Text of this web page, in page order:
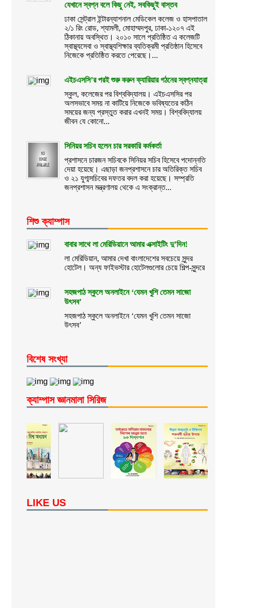
যেখানে স্বপ্ন বলে কিছু নেই, সবকিছুই বাস্তব
ঢাকা সেন্ট্রাল ইন্টারন্যাশনাল মেডিকেল কলেজ ও হাসপাতাল
২/১ রিং রোড, শ্যামলী, মোহাম্মদপুর, ঢাকা-১২০৭ এই
ঠিকানায় অবস্থিত। ২০১০ সালে প্রতিষ্ঠিত এ কলেজটি
স্বাস্থ্যসেবা ও স্বাস্থ্যশিক্ষার ব্যতিক্রমী প্রতিষ্ঠান হিসেবে
নিজেকে প্রতিষ্ঠিত করতে পেরেছে।...
এইচএসসি’র পরই শুরু করুন ক্যারিয়ার গঠনের স্বপ্নযাত্রা
স্কুল, কলেজের পর বিশ্ববিদ্যালয়। এইচএসসির পর
অলসভাবে সময় না কাটিয়ে নিজেকে ভবিষ্যতের কঠিন
সময়ের জন্য প্রস্তুত করার এখনই সময়। বিশ্ববিদ্যালয়
জীবন যে কোনো...
সিনিয়র সচিব হলেন চার সরকারি কর্মকর্তা
প্রশাসনে চারজন সচিবকে সিনিয়র সচিব হিসেবে পদোন্নতি
দেয়া হয়েছে। এছাড়া জনপ্রশাসনে চার অতিরিক্ত সচিব
ও ২১ যুগ্মসচিবের দফতর বদল করা হয়েছে। সম্প্রতি
জনপ্রশাসন মন্ত্রণালয় থেকে এ সংক্রান্ত...
শিশু ক্যাম্পাস
বাবার সাথে লা মেরিডিয়ানে আমার এক্সাইটিং দু’দিন!
লা মেরিডিয়ান, আমার দেখা বাংলাদেশের সবচেয়ে সুন্দর
হোটেল। অন্য ফাইভস্টার হোটেলগুলোর চেয়ে শিল্প-সুন্দরে
সহজপাঠ স্কুলে অনলাইনে ‘যেমন খুশি তেমন সাজো
উৎসব’
সহজপাঠ স্কুলে অনলাইনে ‘যেমন খুশি তেমন সাজো
উৎসব’
বিশেষ সংখ্যা
ক্যাম্পাস জ্ঞানমালা সিরিজ
LIKE US